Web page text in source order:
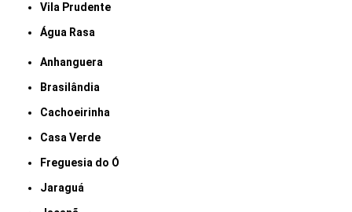
Vila Prudente
Água Rasa
Anhanguera
Brasilândia
Cachoeirinha
Casa Verde
Freguesia do Ó
Jaraguá